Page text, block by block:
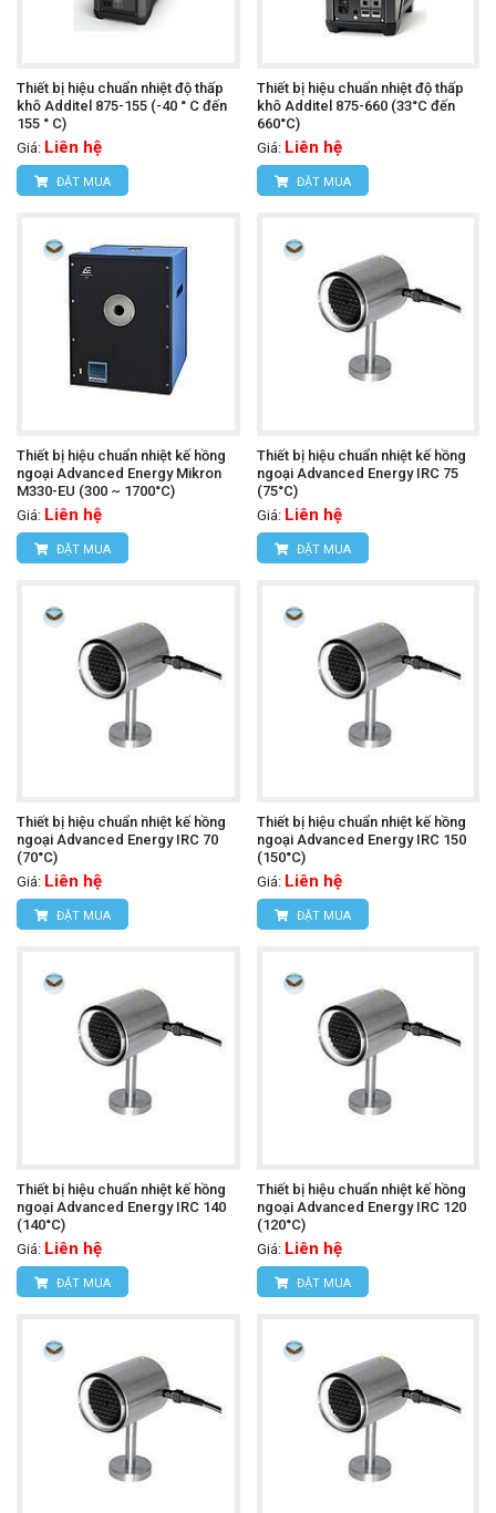
Thiết bị hiệu chuẩn nhiệt độ thấp
khô Additel 875-155 (-40 ° C đến
155 ° C)
Giá: Liên hệ
ĐẶT MUA
Thiết bị hiệu chuẩn nhiệt độ thấp
khô Additel 875-660 (33°C đến
660°C)
Giá: Liên hệ
ĐẶT MUA
Thiết bị hiệu chuẩn nhiệt kế hồng
ngoại Advanced Energy Mikron
M330-EU (300 ~ 1700°C)
Giá: Liên hệ
ĐẶT MUA
Thiết bị hiệu chuẩn nhiệt kế hồng
ngoại Advanced Energy IRC 75
(75°C)
Giá: Liên hệ
ĐẶT MUA
Thiết bị hiệu chuẩn nhiệt kế hồng
ngoại Advanced Energy IRC 70
(70°C)
Giá: Liên hệ
ĐẶT MUA
Thiết bị hiệu chuẩn nhiệt kế hồng
ngoại Advanced Energy IRC 150
(150°C)
Giá: Liên hệ
ĐẶT MUA
Thiết bị hiệu chuẩn nhiệt kế hồng
ngoại Advanced Energy IRC 140
(140°C)
Giá: Liên hệ
ĐẶT MUA
Thiết bị hiệu chuẩn nhiệt kế hồng
ngoại Advanced Energy IRC 120
(120°C)
Giá: Liên hệ
ĐẶT MUA